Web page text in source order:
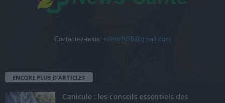
Contactez-nous: edentify95@gmail.com
ENCORE PLUS D'ARTICLES
Canicule : les conseils essentiels des